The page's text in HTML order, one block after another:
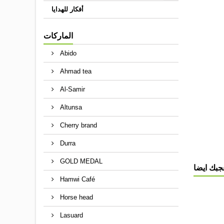
أفكار للهدايا
الماركات
Abido
Ahmad tea
Al-Samir
Altunsa
Cherry brand
Durra
GOLD MEDAL
Hamwi Café
Horse head
Lasuard
ايضا